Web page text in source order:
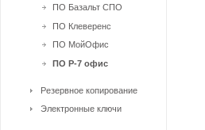
ПО Базальт СПО
ПО Клеверенс
ПО МойОфис
ПО Р-7 офис
Резервное копирование
Электронные ключи